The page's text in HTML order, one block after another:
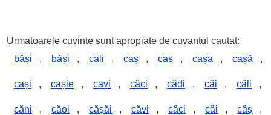
Urmatoarele cuvinte sunt apropiate de cuvantul cautat:
băși
, băși , cali , caș , caș , cașa , cașă ,
cași , cașie , cavi , căci , cădi , căi , căli ,
căni , căoi , cășăi , căvi , câci , câi , câș ,